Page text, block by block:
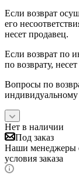
Если возврат
его
несет продавец.
Если возврат по
по возврату,
Вопросы по
индивидуальному
Нет в наличии
Под заказ
Наши менеджеры
условия заказа